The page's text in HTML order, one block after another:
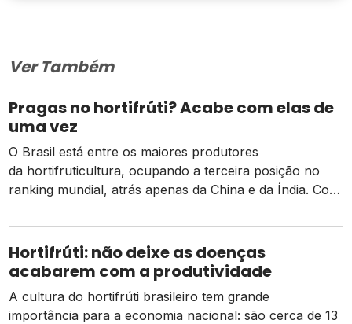
Ver Também
Pragas no hortifrúti? Acabe com elas de
uma vez
O Brasil está entre os maiores produtores
da hortifruticultura, ocupando a terceira posição no
ranking mundial, atrás apenas da China e da Índia. Com
Nesse contexto, a ameaça de pragas é motivo de
grande preocupação entre os produtores rurais, pois
elas podem atacar desde as raízes até os frutos e
Hortifrúti: não deixe as doenças
acabarem com a produtividade
A cultura do hortifrúti brasileiro tem grande
importância para a economia nacional: são cerca de 13